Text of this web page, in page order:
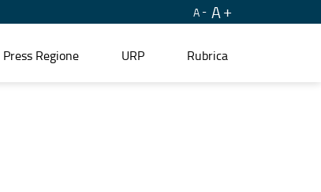
A A
Press Regione URP Rubrica